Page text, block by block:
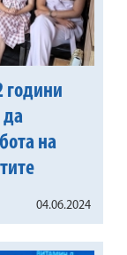
години
да
на
04.06.2024